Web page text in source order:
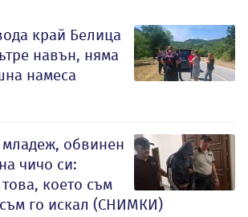
край Белица
навън, няма
намеса
обвинен
чичо си:
което съм
го искал (СНИМКИ)